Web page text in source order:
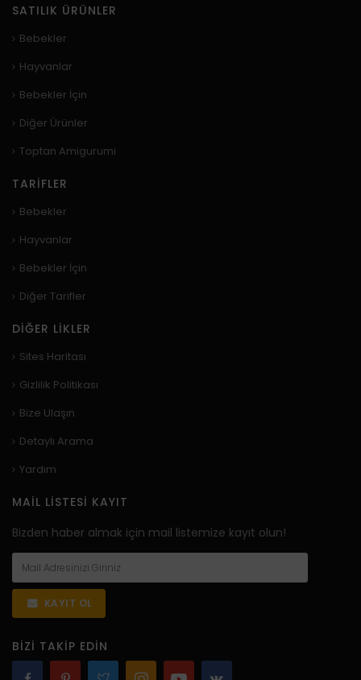
SATILIK ÜRÜNLER
Bebekler
Hayvanlar
Bebekler İçin
Diğer Ürünler
Toptan Amigurumi
TARIFLER
Bebekler
Hayvanlar
Bebekler İçin
Diğer Tarifler
DIĞER LIKLER
Sites Haritası
Gizlilik Politikası
Bize Ulaşın
Detaylı Arama
Yardım
MAIL LISTESI KAYIT
Bizden haber almak için mail listemize kayıt olun!
KAYIT OL
BIZI TAKIP EDIN